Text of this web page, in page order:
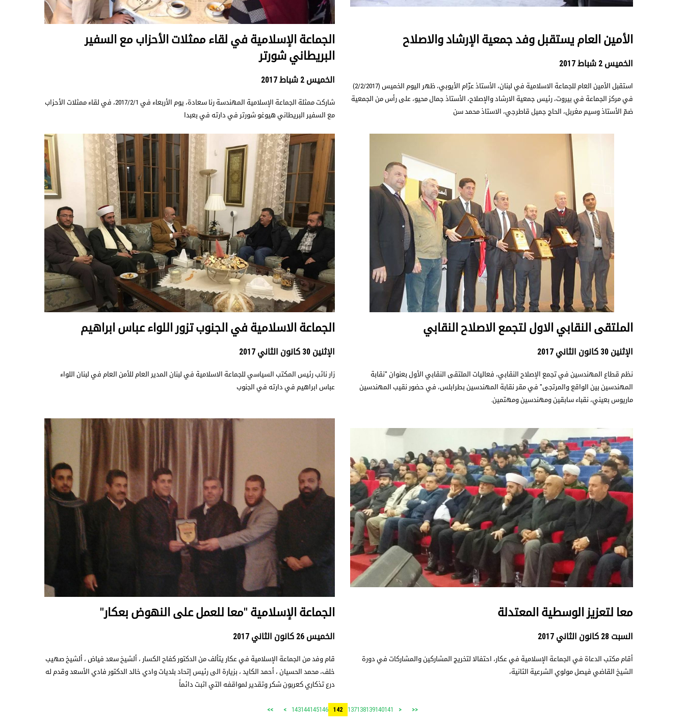
الأمين العام يستقبل وفد جمعية الإرشاد والاصلاح
الخميس 2 شباط 2017
استقبل الأمين العام للجماعة الاسلامية في لبنان، الأستاذ عزّام الأيوبي، ظهر اليوم الخميس (2/2/2017)
في مركز الجماعة في بيروت، رئيس جمعية الارشاد والإصلاح، الأستاذ جمال محيو، على رأس من الجمعية
ضمّ الأستاذ وسيم مغربل، الحاج جميل قاطرجي، الاستاذ محمد سن
الجماعة الإسلامية في لقاء ممثلات الأحزاب مع السفير
البريطاني شورتر
الخميس 2 شباط 2017
شاركت ممثلة الجماعة الإسلامية المهندسة رنا سعادة، يوم الأربعاء في 2017/2/1، في لقاء ممثلات الأحزاب
مع السفير البريطاني هيوغو شورتر في دارته في بعبدا
الملتقى النقابي الاول لتجمع الاصلاح النقابي
الإثنين 30 كانون الثاني 2017
نظم قطاع المهندسين في تجمع الإصلاح النقابي، فعاليات الملتقى النقابي الأول بعنوان "نقابة
المهندسين بين الواقع والمرتجى" في مقر نقابة المهندسين بطرابلس، في حضور نقيب المهندسين
ماريوس بعيني، نقباء سابقين ومهندسين ومهتمين.
الجماعة الاسلامية في الجنوب تزور اللواء عباس ابراهيم
الإثنين 30 كانون الثاني 2017
زار نائب رئيس المكتب السياسي للجماعة الاسلامية في لبنان المدير العام للأمن العام في لبنان اللواء
عباس ابراهيم في دارته في الجنوب
معا لتعزيز الوسطية المعتدلة
السبت 28 كانون الثاني 2017
أقام مكتب الدعاة في الجماعة الإسلامية في عكار، احتفالا لتخريج المشاركين والمشاركات في دورة
الشيخ القاضي فيصل مولوي الشرعية الثانية،
الجماعة الإسلامية "معا للعمل على النهوض بعكار"
الخميس 26 كانون الثاني 2017
قام وفد من الجماعة الإسلامية في عكار يتألف من الدكتور كفاح الكسار ، ألشيخ سعد فياض ، ألشيخ صهيب
خلف، محمد الحسيان ، أحمد الكايد ، بزيارة الى رئيس إتحاد بلديات وادي خالد الدكتور فادي الأسعد وقدم له
درع تذكاري كعربون شكر وتقدير لمواقفه التي اثبت دائماً
<<
<
137138139140141
142
143144145146
>
>>